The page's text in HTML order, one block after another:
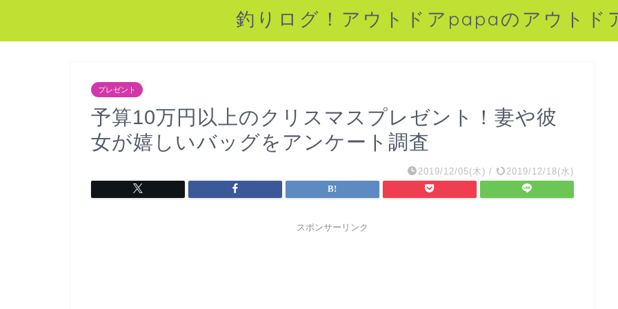
釣りログ！アウトドアpapaのアウトド
プレゼント
予算10万円以上のクリスマスプレゼント！妻や彼
女が嬉しいバッグをアンケート調査
2019/12/05(木) / 2019/12/18(水)
スポンサーリンク